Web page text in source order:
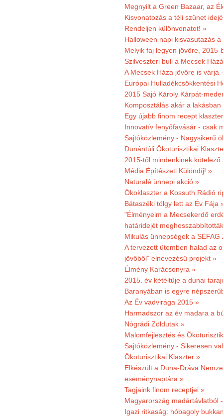
Megnyilt a Green Bazaar, az
Kisvonatozás a téli szünet
Rendeljen különvonatot! »
Halloween napi kisvasutazás
Melyik faj legyen jövőre,
Szilveszteri buli a Mecsek
A Mecsek Háza jövőre is várja
Európai Hulladékcsökkentési
2015 Sajó Károly Kárpát-
Komposztálás akár a lakásban
Egy újabb finom recept
Innovatív fenyőfavásár - csak
Sajtóközlemény - Nagysikerű
Dunántúli Ökoturisztikai
2015-től mindenkinek
Média Építészeti Különdíj! »
Naturalé ünnepi akció »
Ökoklaszter a Kossuth Rádió
Bátaszéki tölgy lett az Év Fája
"Élményeim a Mecsekerdő
határidejét
Mikulás ünnepségek a SEFAG
A tervezett ütemben halad az
jövőből” elnevezésű projekt »
Élmény Karácsonyra »
2015. év kétéltűje a dunai
Baranyában is egyre
Az Év vadvirága 2015 »
Harmadszor az év madara a
Nógrádi Zöldutak »
Malomfejlesztés és
Sajtóközlemény - Sikeresen
Ökoturisztikai Klaszter »
Elkészült a Duna-Dráva
eseménynaptára »
Tagjaink finom receptjei »
Magyarország madártávlatból
Igazi ritkaság: hóbagoly